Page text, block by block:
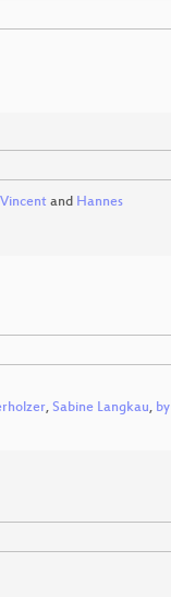
Vincent and Hannes
, Sabine Langkau,